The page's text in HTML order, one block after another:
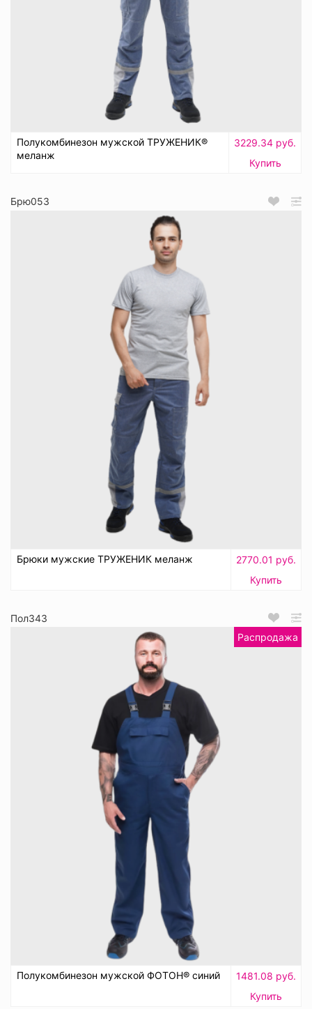
Полукомбинезон мужской ТРУЖЕНИК®
меланж
3229.34 руб.
Купить
Брю053
Брюки мужские ТРУЖЕНИК меланж
2770.01 руб.
Купить
Пол343
Распродажа
Полукомбинезон мужской ФОТОН® синий
1481.08 руб.
Купить